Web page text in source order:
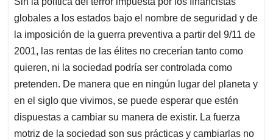
s
A
p
p
b
o
o
k
e
d
I
n
l
a
d
s
globales a los estados bajo el nombre de seguridad y de
la imposición de la guerra preventiva a partir del 9/11 de
2001, las rentas de las élites no crecerían tanto como
quieren, ni la sociedad podría ser controlada como
pretenden. De manera que en ningún lugar del planeta y
en el siglo que vivimos, se puede esperar que estén
dispuestas a cambiar su manera de existir. La fuerza
motriz de la sociedad son sus prácticas y cambiarlas no